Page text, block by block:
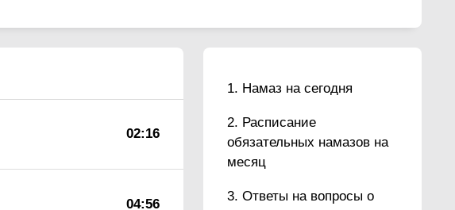
Намаз на сегодня
Расписание
обязательных намазов на
месяц
Ответы на вопросы о
02:16
04:56